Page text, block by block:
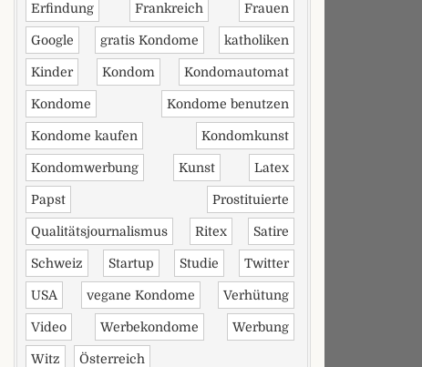
Erfindung Frankreich Frauen
Google gratis Kondome katholiken
Kinder Kondom Kondomautomat
Kondome Kondome benutzen
Kondome kaufen Kondomkunst
Kondomwerbung Kunst Latex
Papst Prostituierte
Qualitätsjournalismus Ritex Satire
Schweiz Startup Studie Twitter
USA vegane Kondome Verhütung
Video Werbekondome Werbung
Witz Österreich